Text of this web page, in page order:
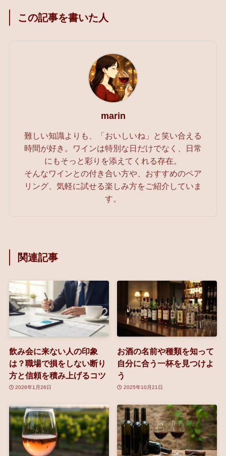
この記事を書いた人
marin
難しい知識よりも、「おいしいね」と笑い合える
時間が好き。ワインは特別な日だけでなく、日常
にもそっと彩りを添えてくれる存在。
そんなワインとの付き合い方や、おすすめのペア
リング、気軽に試せる楽しみ方をご紹介していま
す。
関連記事
飲み会に来ない人の印象
は？職場で損をしない断り
方と信頼を積み上げるコツ
2026年1月26日
お酒の名前や種類を知って
自分に合う一杯を見つけよ
う
2025年10月21日